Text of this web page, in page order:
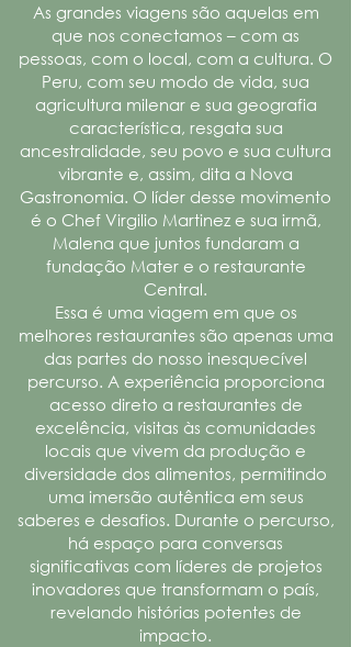
As grandes viagens são aquelas em
que nos conectamos – com as
pessoas, com o local, com a cultura. O
Peru, com seu modo de vida, sua
agricultura milenar e sua geografia
característica, resgata sua
ancestralidade, seu povo e sua cultura
vibrante e, assim, dita a Nova
Gastronomia. O líder desse movimento
é o Chef Virgilio Martinez e sua irmã,
Malena que juntos fundaram a
fundação Mater e o restaurante
Central.
Essa é uma viagem em que os
melhores restaurantes são apenas uma
das partes do nosso inesquecível
percurso. A experiência proporciona
acesso direto a restaurantes de
excelência, visitas às comunidades
locais que vivem da produção e
diversidade dos alimentos, permitindo
uma imersão autêntica em seus
saberes e desafios. Durante o percurso,
há espaço para conversas
significativas com líderes de projetos
inovadores que transformam o país,
revelando histórias potentes de
impacto.